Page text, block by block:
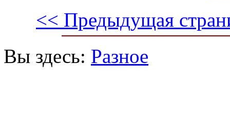
<< Предыдущая
Вы здесь: Разное